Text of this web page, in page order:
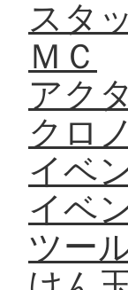
スタ
ＭＣ
アク
クロ
イベ
イベ
ツー